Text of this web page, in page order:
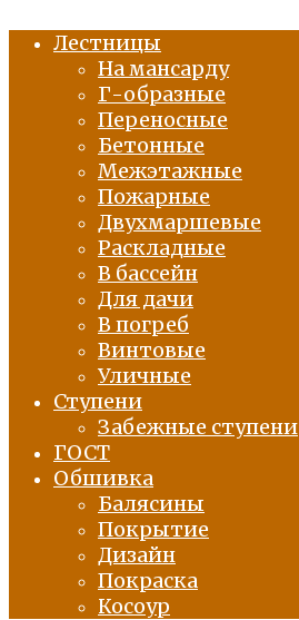
Лестницы
На мансарду
Г-образные
Переносные
Бетонные
Межэтажные
Пожарные
Двухмаршевые
Раскладные
В бассейн
Для дачи
В погреб
Винтовые
Уличные
Ступени
Забежные ступени
ГОСТ
Обшивка
Балясины
Покрытие
Дизайн
Покраска
Косоур